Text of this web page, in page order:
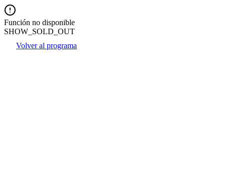
Función no disponible
SHOW_SOLD_OUT
Volver al programa